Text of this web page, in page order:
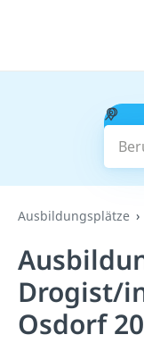
Ausbildungsplätze
Drogist/
Osdorf